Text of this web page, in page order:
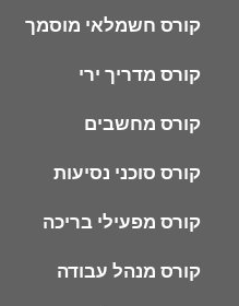
קורס חשמלאי מוסמך
קורס מדריך ירי
קורס מחשבים
קורס סוכני נסיעות
קורס מפעילי בריכה
קורס מנהל עבודה